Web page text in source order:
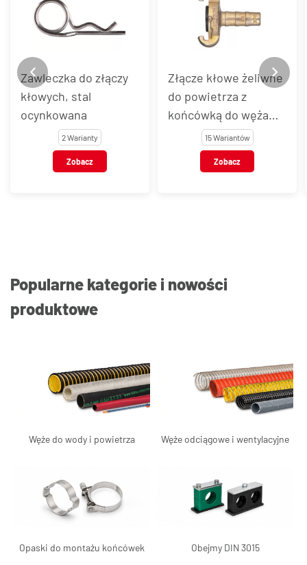
Zawleczka do złączy
kłowych, stal
ocynkowana
2 Warianty
Zobacz
Złącze kłowe żeliwne
do powietrza z
końcówką do węża
DIN 348915 Wariantów
Zobacz
Popularne kategorie i nowości
produktowe
Węże do wody i powietrza Węże odciągowe i wentylacyjne
Opaski do montażu końcówek Obejmy DIN 3015